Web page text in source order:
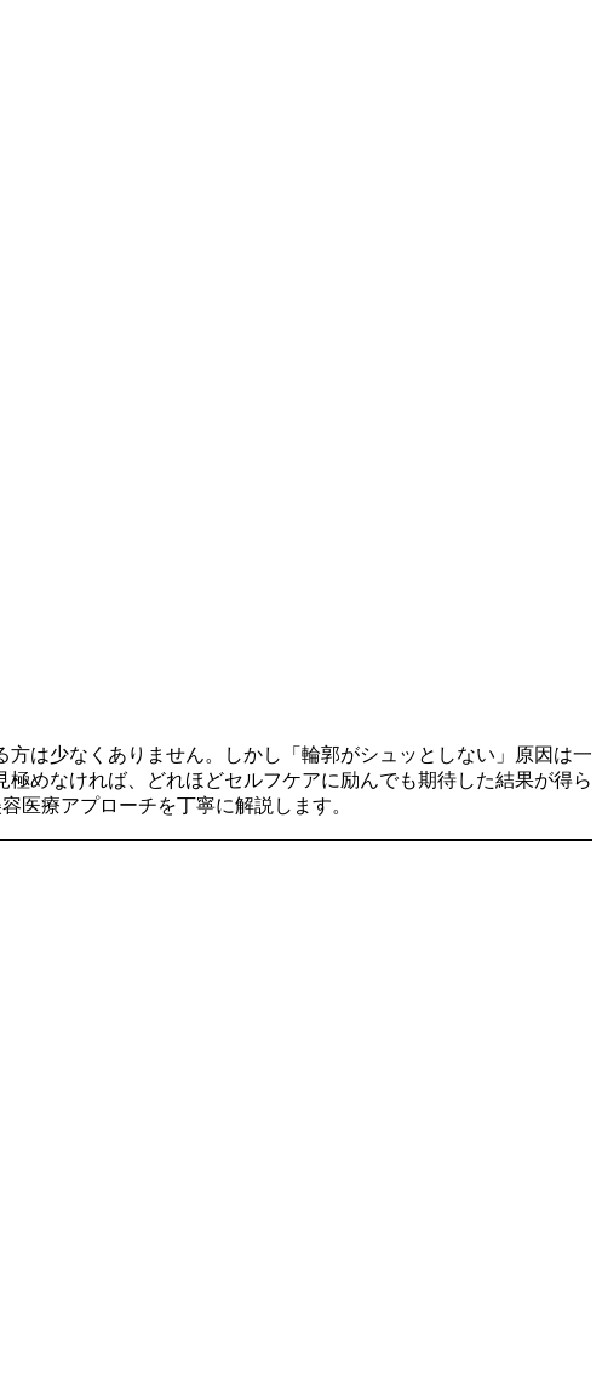
は少なくありません。しかし「輪郭がシュッとしない」原因は一
めなければ、どれほどセルフケアに励んでも期待した結果が得ら
医療アプローチを丁寧に解説します。